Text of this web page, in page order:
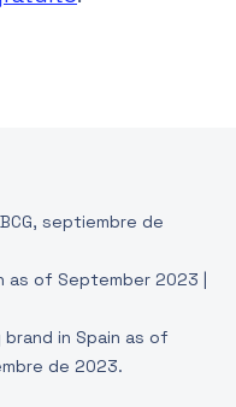
septiembre de
as of September 2023 |
in Spain as of
de 2023.